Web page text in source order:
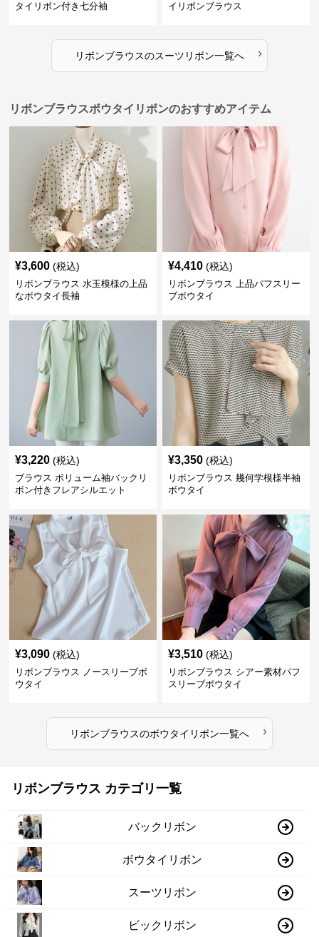
タイリボン付き七分袖
イリボンブラウス
リボンブラウスのスーツリボン一覧へ ›
リボンブラウスボウタイリボンのおすすめアイテム
¥3,600 (税込)
リボンブラウス 水玉模様の上品
なボウタイ長袖
¥4,410 (税込)
リボンブラウス 上品パフスリー
ブボウタイ
¥3,220 (税込)
ブラウス ボリューム袖バックリ
ボン付きフレアシルエット
¥3,350 (税込)
リボンブラウス 幾何学模様半袖
ボウタイ
¥3,090 (税込)
リボンブラウス ノースリーブボ
ウタイ
¥3,510 (税込)
リボンブラウス シアー素材パフ
スリーブボウタイ
リボンブラウスのボウタイリボン一覧へ ›
リボンブラウス カテゴリ一覧
バックリボン
ボウタイリボン
スーツリボン
ビックリボン